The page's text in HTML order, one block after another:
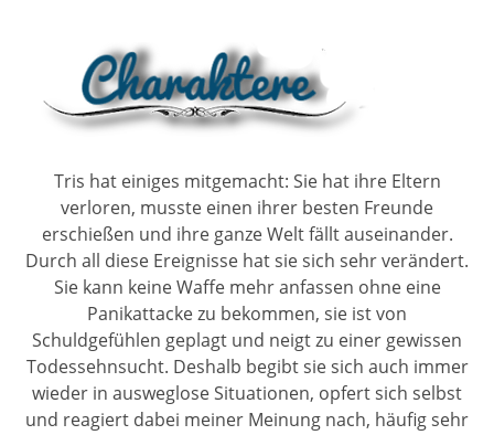
Tris hat einiges mitgemacht: Sie hat ihre Eltern
verloren, musste einen ihrer besten Freunde
erschießen und ihre ganze Welt fällt auseinander.
Durch all diese Ereignisse hat sie sich sehr verändert.
Sie kann keine Waffe mehr anfassen ohne eine
Panikattacke zu bekommen, sie ist von
Schuldgefühlen geplagt und neigt zu einer gewissen
Todessehnsucht. Deshalb begibt sie sich auch immer
wieder in ausweglose Situationen, opfert sich selbst
und reagiert dabei meiner Meinung nach, häufig sehr